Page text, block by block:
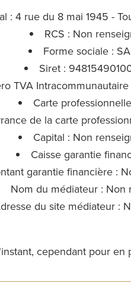
: 4 rue du 8 mai 1945 -
RCS : Non
Forme sociale :
Siret :
TVA
Carte
de la carte
Capital : Non
Caisse garantie
garantie financière :
Nom du médiateur : Non
du site médiateur :
cependant pour